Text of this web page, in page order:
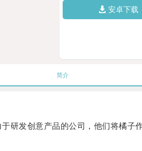
安卓下载
简介
发创意产品的公司，他们将橘子